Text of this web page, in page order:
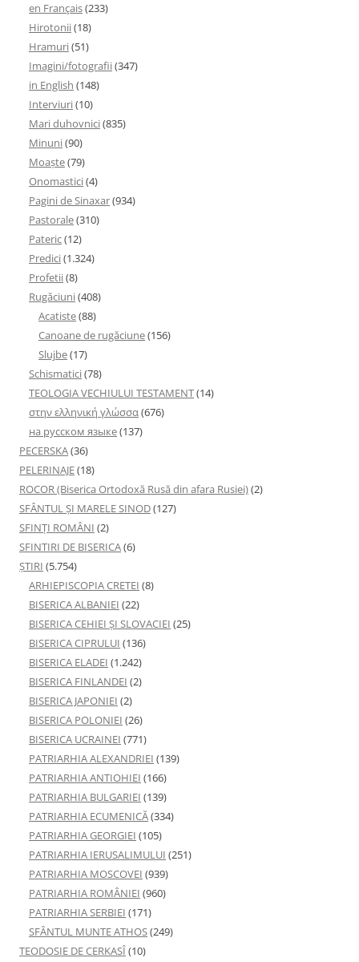
en Français(233)
Hirotonii(18)
Hramuri(51)
Imagini/fotografii(347)
in English (148)
Interviuri(10)
Mari duhovnici(835)
Minuni(90)
Moaşte(79)
Onomastici(4)
Pagini de Sinaxar(934)
Pastorale(310)
Pateric(12)
Predici(1.324)
Profetii(8)
Rugăciuni(408)
Acatiste(88)
Canoane de rugăciune(156)
Slujbe(17)
Schismatici(78)
TEOLOGIA VECHIULUI TESTAMENT(14)
στην ελληνική γλώσσα(676)
на русском языке(137)
PECERSKA(36)
PELERINAJE(18)
ROCOR (Biserica Ortodoxă Rusă din afara Rusiei)(2)
SFÂNTUL ȘI MARELE SINOD(127)
SFINȚI ROMÂNI (2)
SFINTIRI DE BISERICA(6)
ŞTIRI (5.754)
ARHIEPISCOPIA CRETEI (8)
BISERICA ALBANIEI (22)
BISERICA CEHIEI ŞI SLOVACIEI (25)
BISERICA CIPRULUI (136)
BISERICA ELADEI (1.242)
BISERICA FINLANDEI (2)
BISERICA JAPONIEI (2)
BISERICA POLONIEI (26)
BISERICA UCRAINEI (771)
PATRIARHIA ALEXANDRIEI (139)
PATRIARHIA ANTIOHIEI (166)
PATRIARHIA BULGARIEI (139)
PATRIARHIA ECUMENICĂ(334)
PATRIARHIA GEORGIEI (105)
PATRIARHIA IERUSALIMULUI (251)
PATRIARHIA MOSCOVEI (939)
PATRIARHIA ROMÂNIEI (960)
PATRIARHIA SERBIEI (171)
SFÂNTUL MUNTE ATHOS(249)
TEODOSIE DE CERKASÎ(10)